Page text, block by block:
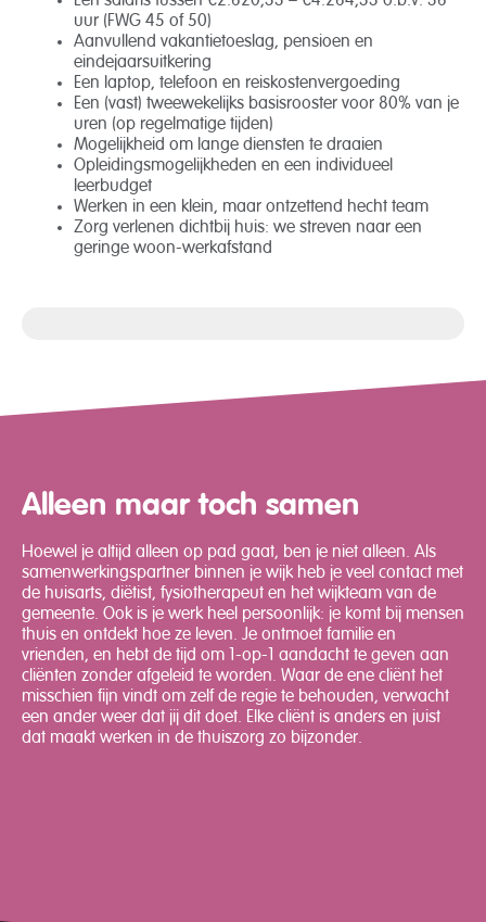
uur (FWG 45 of 50)
Aanvullend vakantietoeslag, pensioen en
eindejaarsuitkering
Een laptop, telefoon en reiskostenvergoeding
Een (vast) tweewekelijks basisrooster voor 80% van je
uren (op regelmatige tijden)
Mogelijkheid om lange diensten te draaien
Opleidingsmogelijkheden en een individueel
leerbudget
Werken in een klein, maar ontzettend hecht team
Zorg verlenen dichtbij huis: we streven naar een
geringe woon-werkafstand
Alleen maar toch samen
Hoewel je altijd alleen op pad gaat, ben je niet alleen. Als
samenwerkingspartner binnen je wijk heb je veel contact met
de huisarts, diëtist, fysiotherapeut en het wijkteam van de
gemeente. Ook is je werk heel persoonlijk: je komt bij mensen
thuis en ontdekt hoe ze leven. Je ontmoet familie en
vrienden, en hebt de tijd om 1-op-1 aandacht te geven aan
cliënten zonder afgeleid te worden. Waar de ene cliënt het
misschien fijn vindt om zelf de regie te behouden, verwacht
een ander weer dat jij dit doet. Elke cliënt is anders en juist
dat maakt werken in de thuiszorg zo bijzonder.